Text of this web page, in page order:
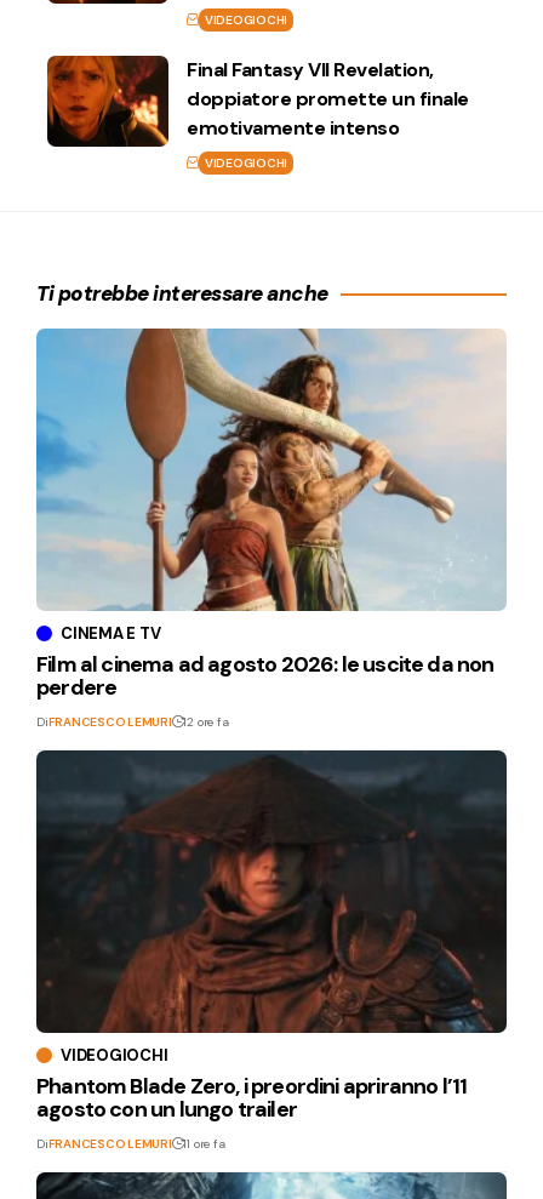
VIDEOGIOCHI
Final Fantasy VII Revelation,
doppiatore promette un finale
emotivamente intenso
VIDEOGIOCHI
Ti potrebbe interessare anche
CINEMA E TV
Film al cinema ad agosto 2026: le uscite da non
perdere
DiFRANCESCO LEMURI 12 ore fa
VIDEOGIOCHI
Phantom Blade Zero, i preordini apriranno l’11
agosto con un lungo trailer
DiFRANCESCO LEMURI 11 ore fa